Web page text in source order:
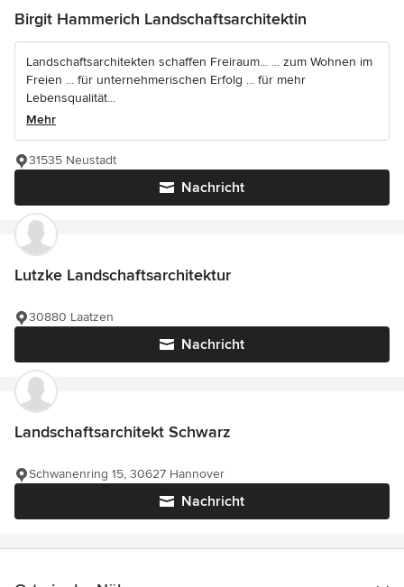
Birgit Hammerich Landschaftsarchitektin
Landschaftsarchitekten schaffen Freiraum... ... zum Wohnen im
Freien ... für unternehmerischen Erfolg ... für mehr
Lebensqualität...
Mehr
Nachricht
31535 Neustadt
Lutzke Landschaftsarchitektur
Nachricht
30880 Laatzen
Landschaftsarchitekt Schwarz
Nachricht
Schwanenring 15, 30627 Hannover